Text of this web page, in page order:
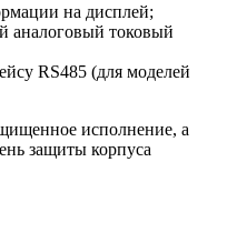
на дисплей;
аналоговый токовый
RS485 (для моделей
исполнение, а
защиты корпуса